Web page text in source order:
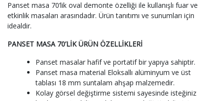
Panset masa 70’lik oval demonte özelliği ile kullanışlı fuar ve
etkinlik masaları arasındadır. Ürün tanıtımı ve sunumları için
idealdir.
PANSET MASA 70’LİK ÜRÜN ÖZELLİKLERİ
Panset masalar hafif ve portatif bir yapıya sahiptir.
Panset masa material Eloksallı alüminyum ve üst
tablası 18 mm suntalam ahşap malzemedir.
Kolay görsel değiştirme sistemi sayesinde isteğiniz